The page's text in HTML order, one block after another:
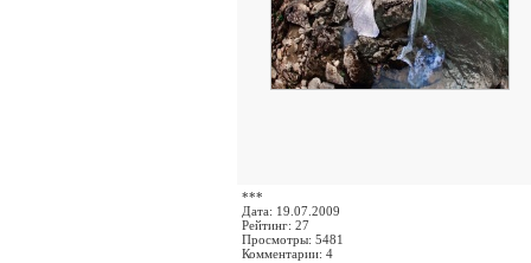
***
Дата: 19.07.2009
Рейтинг: 27
Просмотры: 5481
Комментарии: 4